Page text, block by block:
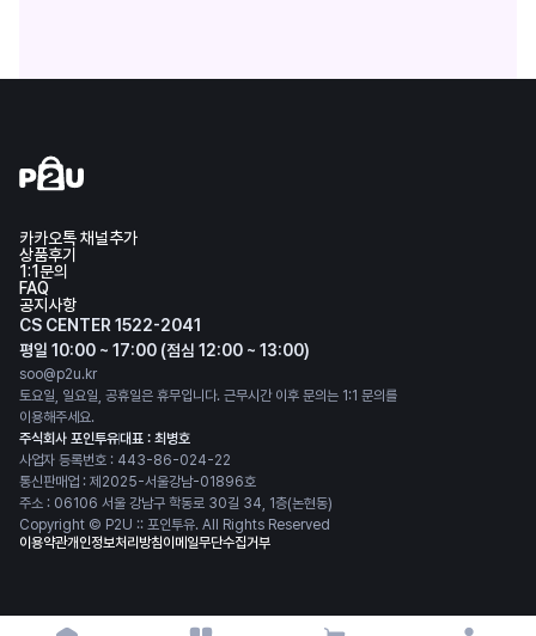
카카오톡 채널추가
상품후기
1:1문의
FAQ
공지사항
CS CENTER 1522-2041
평일 10:00 ~ 17:00 (점심 12:00 ~ 13:00)
soo@p2u.kr
토요일, 일요일, 공휴일은 휴무입니다. 근무시간 이후 문의는 1:1 문의를
이용해주세요.
주식회사 포인투유대표 : 최병호
사업자 등록번호 : 443-86-024-22
통신판매업 : 제2025-서울강남-01896호
주소 : 06106 서울 강남구 학동로 30길 34, 1층(논현동)
Copyright © P2U :: 포인투유. All Rights Reserved
이용약관개인정보처리방침이메일무단수집거부